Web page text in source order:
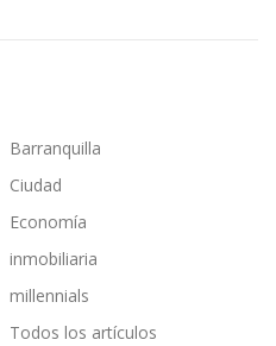
Barranquilla
Ciudad
Economía
inmobiliaria
millennials
Todos los artículos